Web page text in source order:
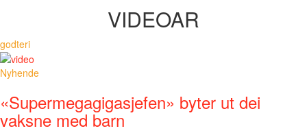
VIDEOAR
godteri
Nyhende
«Supermegagigasjefen» byter ut dei
vaksne med barn